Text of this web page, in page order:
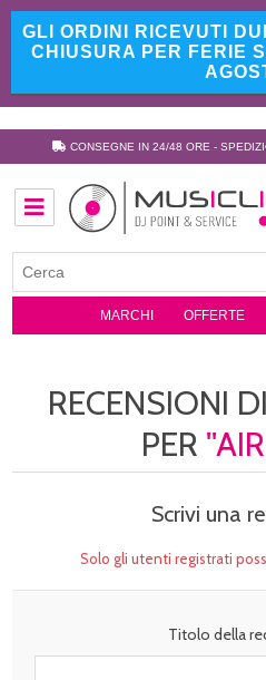
GLI ORDINI RICEVUTI
CHIUSURA PER FERIE
CONSEGNE IN 24/48 ORE -
MARCHI OFFERTE
RECENSIONI
PER
Scrivi una
Solo gli utenti registrati
Titolo della